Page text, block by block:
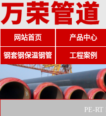
网站首页 产品中心
钢套钢保温钢管 工程案例
PE-